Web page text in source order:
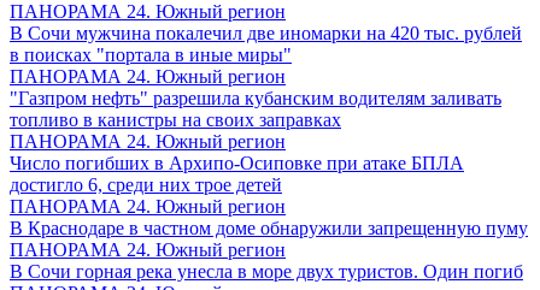
ПАНОРАМА 24. Южный регион
В Сочи мужчина покалечил две иномарки на 420 тыс. рублей
в поисках "портала в иные миры"
ПАНОРАМА 24. Южный регион
"Газпром нефть" разрешила кубанским водителям заливать
топливо в канистры на своих заправках
ПАНОРАМА 24. Южный регион
Число погибших в Архипо-Осиповке при атаке БПЛА
достигло 6, среди них трое детей
ПАНОРАМА 24. Южный регион
В Краснодаре в частном доме обнаружили запрещенную пуму
ПАНОРАМА 24. Южный регион
В Сочи горная река унесла в море двух туристов. Один погиб